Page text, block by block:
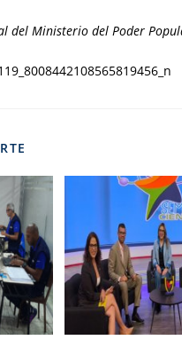
del Ministerio del Poder